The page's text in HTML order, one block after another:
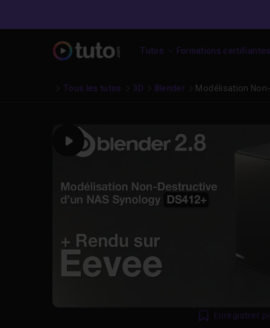
Tutos Formations certifiantes
Tous les tutos 3D Blender Modélisation
Play
Enregistrer